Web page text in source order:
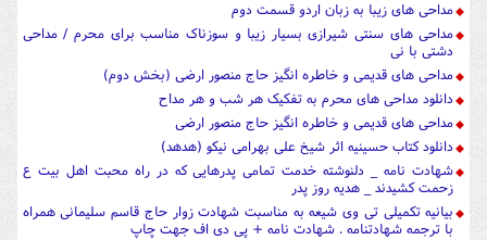
مداحی های زیبا به زبان اردو قسمت دوم
مداحی های سنتی شیرازی بسیار زیبا و سوزناک مناسب برای محرم / مداحی
دشتی با نی
مداحی های قدیمی و خاطره انگیز حاج منصور ارضی (بخش دوم)
دانلود مداحی های محرم به تفکیک هر شب و هر مداح
مداحی های قدیمی و خاطره انگیز حاج منصور ارضی
دانلود کتاب حسینیه اثر شیخ علی بهرامی نیکو (هدهد)
شهادت نامه _ دلنوشته خدمت تمامی پدرهایی که در راه محبت اهل بیت ع
زحمت کشیدند _ هدیه روز پدر
بیانیه تکمیلی تی وی شیعه به مناسبت شهادت زوار حاج قاسم سلیمانی همراه
با ترجمه شهادتنامه . شهادت نامه + پی دی اف جهت چاپ